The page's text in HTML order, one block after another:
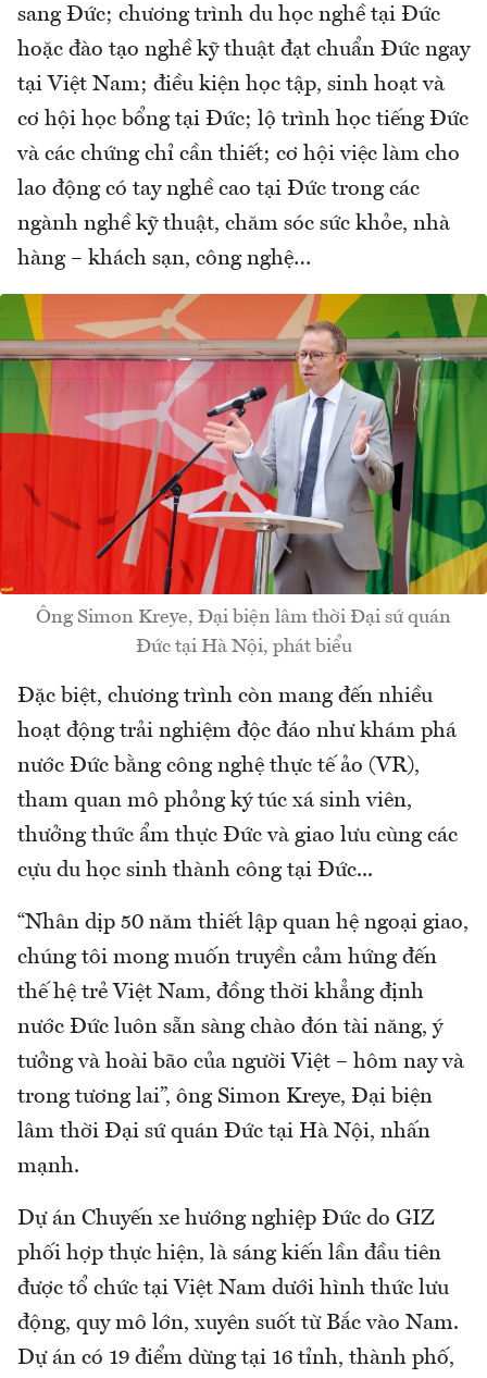
sang Đức; chương trình du học nghề tại Đức
hoặc đào tạo nghề kỹ thuật đạt chuẩn Đức ngay
tại Việt Nam; điều kiện học tập, sinh hoạt và
cơ hội học bổng tại Đức; lộ trình học tiếng Đức
và các chứng chỉ cần thiết; cơ hội việc làm cho
lao động có tay nghề cao tại Đức trong các
ngành nghề kỹ thuật, chăm sóc sức khỏe, nhà
hàng – khách sạn, công nghệ…
Ông Simon Kreye, Đại biện lâm thời Đại sứ quán
Đức tại Hà Nội, phát biểu
Đặc biệt, chương trình còn mang đến nhiều
hoạt động trải nghiệm độc đáo như khám phá
nước Đức bằng công nghệ thực tế ảo (VR),
tham quan mô phỏng ký túc xá sinh viên,
thưởng thức ẩm thực Đức và giao lưu cùng các
cựu du học sinh thành công tại Đức...
“Nhân dịp 50 năm thiết lập quan hệ ngoại giao,
chúng tôi mong muốn truyền cảm hứng đến
thế hệ trẻ Việt Nam, đồng thời khẳng định
nước Đức luôn sẵn sàng chào đón tài năng, ý
tưởng và hoài bão của người Việt – hôm nay và
trong tương lai”, ông Simon Kreye, Đại biện
lâm thời Đại sứ quán Đức tại Hà Nội, nhấn
mạnh.
Dự án Chuyến xe hướng nghiệp Đức do GIZ
phối hợp thực hiện, là sáng kiến lần đầu tiên
được tổ chức tại Việt Nam dưới hình thức lưu
động, quy mô lớn, xuyên suốt từ Bắc vào Nam.
Dự án có 19 điểm dừng tại 16 tỉnh, thành phố,